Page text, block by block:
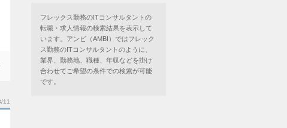
11
フレックス勤務のITコンサルタントの
転職・求人情報の検索結果を表示して
います。アンビ（AMBI）ではフレック
ス勤務のITコンサルタントのように、
業界、勤務地、職種、年収などを掛け
合わせてご希望の条件での検索が可能
です。